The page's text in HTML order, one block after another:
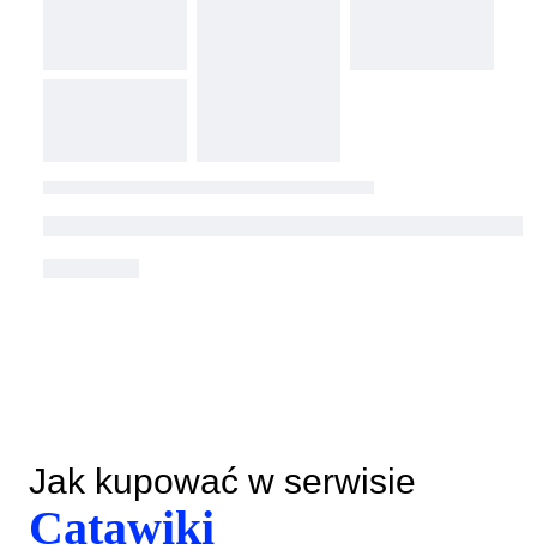
Jak kupować w serwisie
Catawiki